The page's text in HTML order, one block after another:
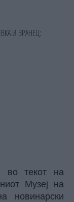
во текот на
Музеј на
новинарски